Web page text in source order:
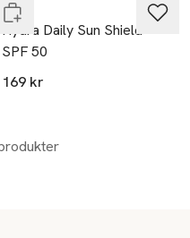
Skir
Hydra Daily Sun Shield
SPF 50
169 kr